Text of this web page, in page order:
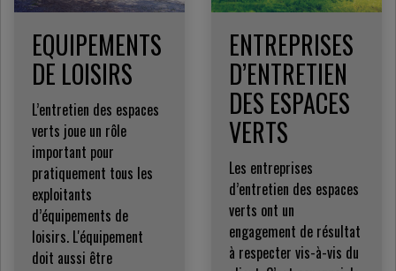
EQUIPEMENTS
DE LOISIRS
L’entretien des espaces
verts joue un rôle
important pour
pratiquement tous les
exploitants
d’équipements de
loisirs. L'équipement
doit aussi être
ENTREPRISES
D’ENTRETIEN
DES ESPACES
VERTS
Les entreprises
d’entretien des espaces
verts ont un
engagement de résultat
à respecter vis-à-vis du